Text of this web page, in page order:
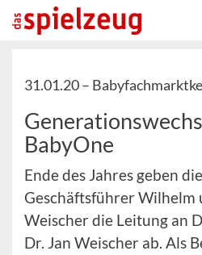
31.01.20 –
BabyOne
Ende des Jahres geben
Geschäftsführer Wilhelm
Weischer die Leitung an
Dr. Jan Weischer ab. Als